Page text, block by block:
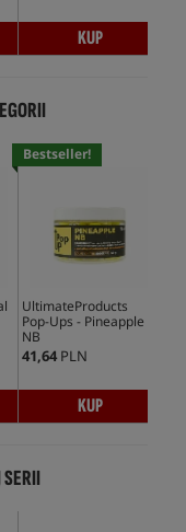
KUP
Bestseller!
UltimateProducts
Pop-Ups - Pineapple
NB
41,64 PLN
KUP
SERII